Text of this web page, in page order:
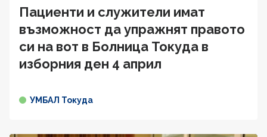
Пациенти и служители имат
възможност да упражнят правото
си на вот в Болница Токуда в
изборния ден 4 април
УМБАЛ Токуда